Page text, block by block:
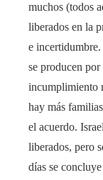
muchos (todos
liberados en la
e
se producen por
incumplimiento
hay más
el acuerdo.
liberados, pero
días se